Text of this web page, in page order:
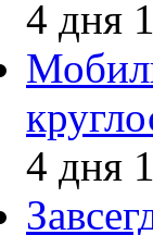
4 дня
4 дня